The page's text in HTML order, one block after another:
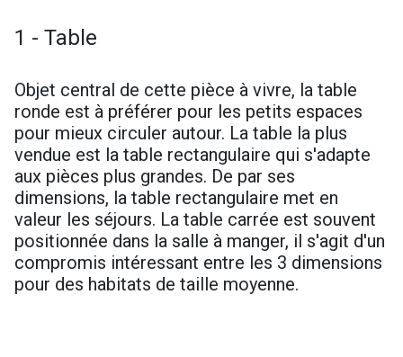
1 - Table
Objet central de cette pièce à vivre, la table
ronde est à préférer pour les petits espaces
pour mieux circuler autour. La table la plus
vendue est la table rectangulaire qui s'adapte
aux pièces plus grandes. De par ses
dimensions, la table rectangulaire met en
valeur les séjours. La table carrée est souvent
positionnée dans la salle à manger, il s'agit d'un
compromis intéressant entre les 3 dimensions
pour des habitats de taille moyenne.